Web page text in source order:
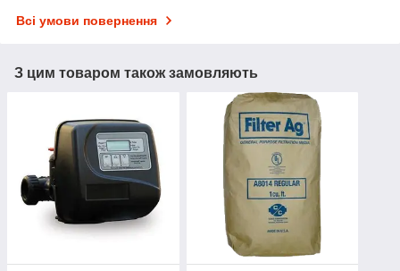
Всі умови повернення
З цим товаром також замовляють